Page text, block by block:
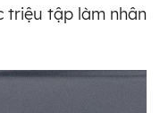
triệu tập làm nhân